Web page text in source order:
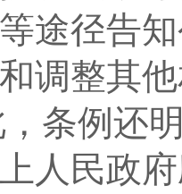
途径告
调整其
条例还
人民政